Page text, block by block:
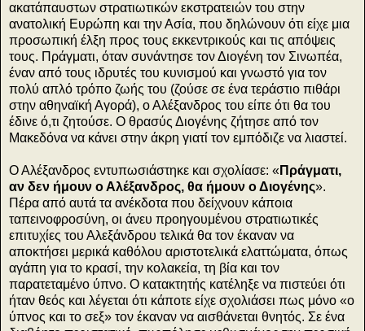
ακατάπαυστων στρατιωτικών εκστρατειών του στην
ανατολική Ευρώπη και την Ασία, που δηλώνουν ότι είχε μια
προσωπική έλξη προς τους εκκεντρικούς και τις απόψεις
τους. Πράγματι, όταν συνάντησε τον Διογένη τον Σινωπέα,
έναν από τους ιδρυτές του κυνισμού και γνωστό για τον
πολύ απλό τρόπο ζωής του (ζούσε σε ένα τεράστιο πιθάρι
στην αθηναϊκή Αγορά), ο Αλέξανδρος του είπε ότι θα του
έδινε ό,τι ζητούσε. Ο θρασύς Διογένης ζήτησε από τον
Μακεδόνα να κάνει στην άκρη γιατί τον εμπόδιζε να λιαστεί.
Ο Αλέξανδρος εντυπωσιάστηκε και σχολίασε: «Πράγματι,
αν δεν ήμουν ο Αλέξανδρος, θα ήμουν ο Διογένης».
Πέρα από αυτά τα ανέκδοτα που δείχνουν κάποια
ταπεινοφροσύνη, οι άνευ προηγουμένου στρατιωτικές
επιτυχίες του Αλεξάνδρου τελικά θα τον έκαναν να
αποκτήσει μερικά καθόλου αριστοτελικά ελαττώματα, όπως
αγάπη για το κρασί, την κολακεία, τη βία και τον
παρατεταμένο ύπνο. Ο κατακτητής κατέληξε να πιστεύει ότι
ήταν θεός και λέγεται ότι κάποτε είχε σχολιάσει πως μόνο «ο
ύπνος και το σεξ» τον έκαναν να αισθάνεται θνητός. Σε ένα